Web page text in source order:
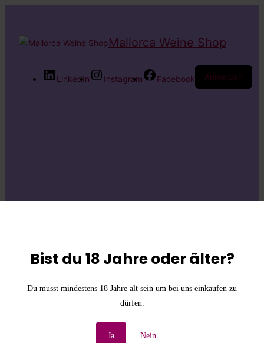
Bist du 18 Jahre oder älter?
Du musst mindestens 18 Jahre alt sein um bei uns einkaufen zu
dürfen.
Ja Nein
Mallorca Weine Shop
LinkedIn Instagram Facebook Anmelden
die
Unannehmlichkeiten!
Wir arbeiten an einer